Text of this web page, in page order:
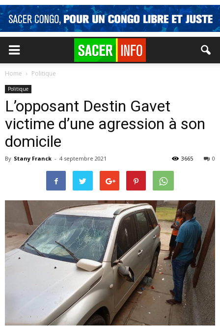
Home Politique
Politique
L’opposant Destin Gavet
victime d’une agression à son
domicile
By Stany Franck - 4 septembre 2021 0
3665